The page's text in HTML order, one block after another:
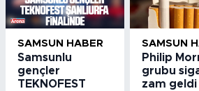
SAMSUN HABER
Samsunlu
gençler
TEKNOFEST
SAMSUN
Philip
grubu
zam geldi